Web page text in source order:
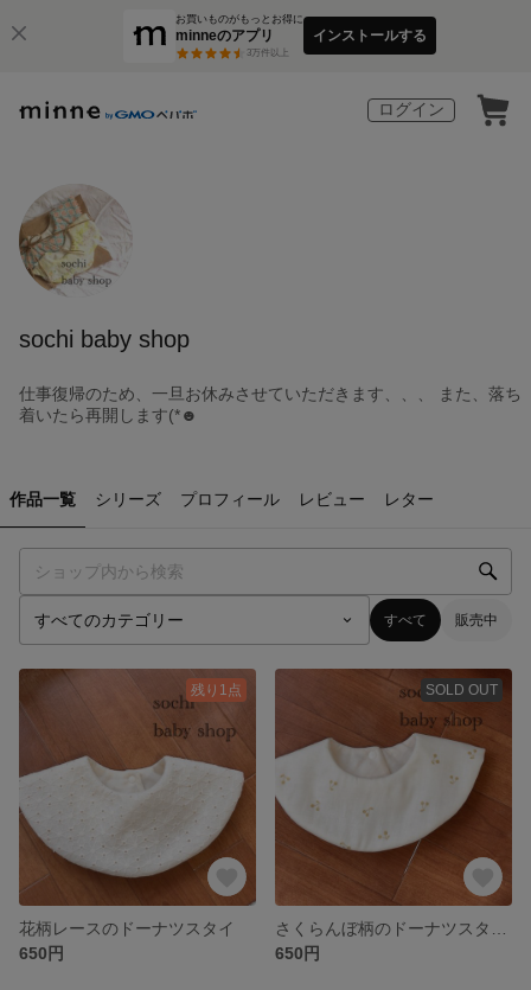
お買いものがもっとお得に
minneのアプリ
3万件以上
インストールする
ログイン
sochi baby shop
仕事復帰のため、一旦お休みさせていただきます、、、 また、落ち
着いたら再開します(*☻
作品一覧 シリーズ プロフィール レビュー レター
すべて 販売中
残り1点
花柄レースのドーナツスタイ
650円
SOLD OUT
650円